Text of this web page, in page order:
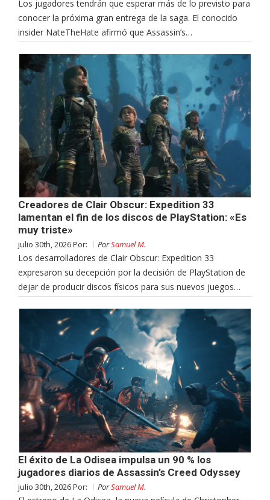
Los jugadores tendrán que esperar más de lo previsto para
conocer la próxima gran entrega de la saga. El conocido
insider NateTheHate afirmó que Assassin’s…
Creadores de Clair Obscur: Expedition 33
lamentan el fin de los discos de PlayStation: «Es
muy triste»
julio 30th, 2026 Por: PorSamuel M.
Los desarrolladores de Clair Obscur: Expedition 33
expresaron su decepción por la decisión de PlayStation de
dejar de producir discos físicos para sus nuevos juegos…
El éxito de La Odisea impulsa un 90 % los
jugadores diarios de Assassin’s Creed Odyssey
julio 30th, 2026 Por: PorSamuel M.